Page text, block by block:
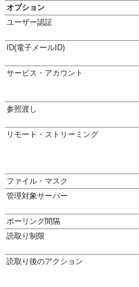
オプション
ユーザー認証
ID(電子メールID)
サービス・アカウント
参照渡し
リモート・ストリーミング
ファイル・マスク
管理対象サーバー
ポーリング間隔
読取り制限
読取り後のアクション